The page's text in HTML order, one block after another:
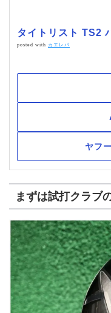
タイトリスト TS2
posted with カエレバ
まずは試打クラブ